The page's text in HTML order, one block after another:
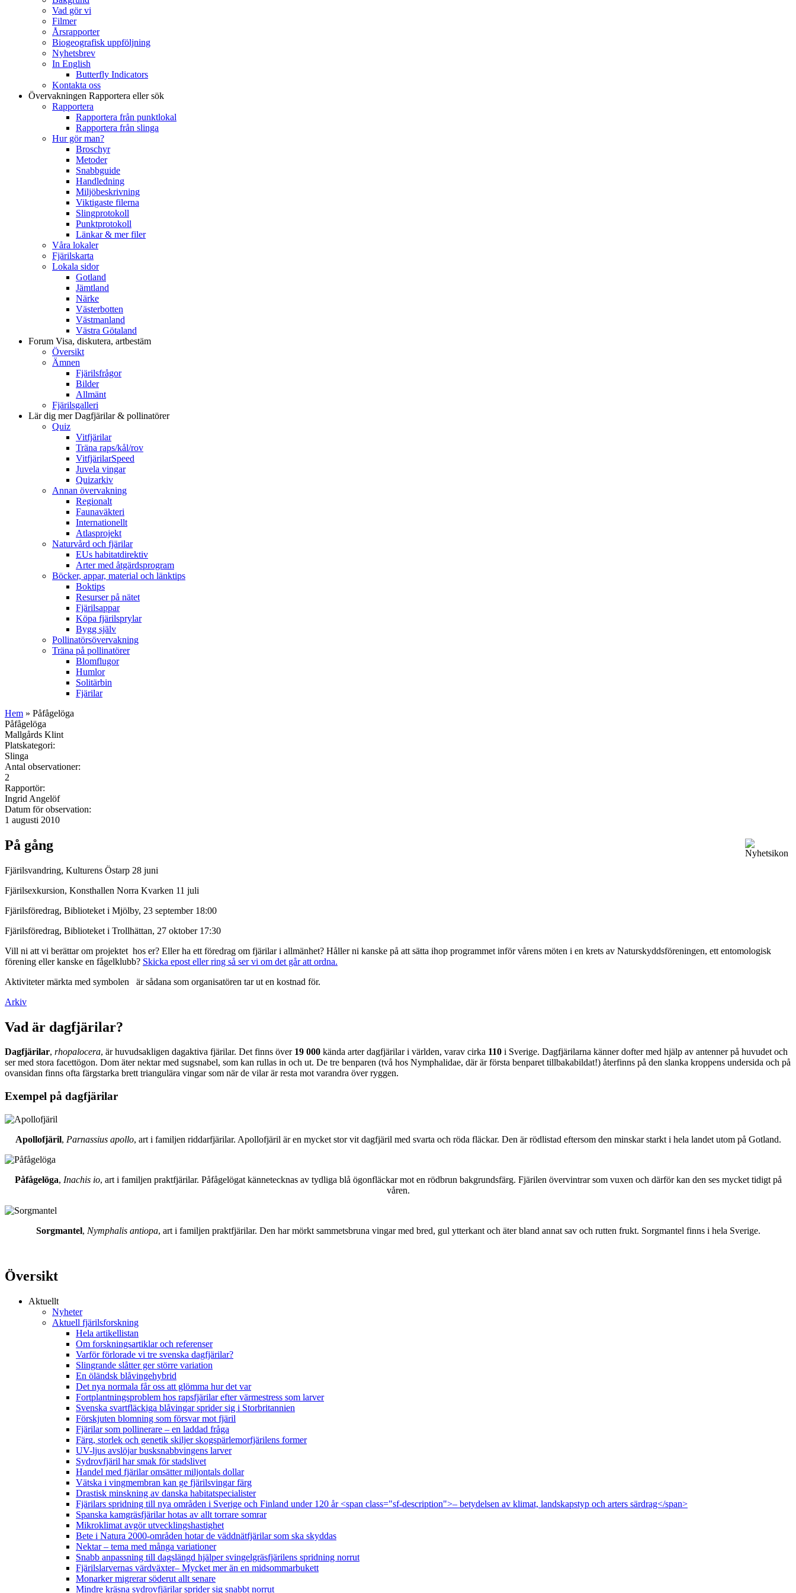
Vad gör vi
Filmer
Årsrapporter
Biogeografisk uppföljning
Nyhetsbrev
In English
Butterfly Indicators
Kontakta oss
Övervakningen Rapportera eller sök
Rapportera
Rapportera från punktlokal
Rapportera från slinga
Hur gör man?
Broschyr
Metoder
Snabbguide
Handledning
Miljöbeskrivning
Viktigaste filerna
Slingprotokoll
Punktprotokoll
Länkar & mer filer
Våra lokaler
Fjärilskarta
Lokala sidor
Gotland
Jämtland
Närke
Västerbotten
Västmanland
Västra Götaland
Forum Visa, diskutera, artbestäm
Översikt
Ämnen
Fjärilsfrågor
Bilder
Allmänt
Fjärilsgalleri
Lär dig merDagfjärilar & pollinatörer
Quiz
Vitfjärilar
Träna raps/kål/rov
VitfjärilarSpeed
Juvela vingar
Quizarkiv
Annan övervakning
Regionalt
Faunaväkteri
Internationellt
Atlasprojekt
Naturvård och fjärilar
EUs habitatdirektiv
Arter med åtgärdsprogram
Böcker, appar, material och länktips
Boktips
Resurser på nätet
Fjärilsappar
Köpa fjärilsprylar
Bygg själv
Pollinatörsövervakning
Träna på pollinatörer
Blomflugor
Humlor
Solitärbin
Fjärilar
Hem » Påfågelöga
Påfågelöga
Mallgårds Klint
Platskategori:
Slinga
Antal observationer:
2
Rapportör:
Ingrid Angelöf
Datum för observation:
1 augusti 2010
På gång
Fjärilsvandring, Kulturens Östarp 28 juni
Fjärilsexkursion, Konsthallen Norra Kvarken 11 juli
Fjärilsföredrag, Biblioteket i Mjölby, 23 september 18:00
Fjärilsföredrag, Biblioteket i Trollhättan, 27 oktober 17:30
Vill ni att vi berättar om projektet hos er? Eller ha ett föredrag om fjärilar i allmänhet? Håller ni kanske på att sätta ihop programmet inför vårens möten i en krets av Naturskyddsföreningen, ett entomologisk
förening eller kanske en fågelklubb? Skicka epost eller ring så ser vi om det går att ordna.
Aktiviteter märkta med symbolen
är sådana som organisatören tar ut en kostnad för.
Arkiv
Vad är dagfjärilar?
Dagfjärilar, rhopalocera, är huvudsakligen dagaktiva fjärilar. Det finns över 19 000 kända arter dagfjärilar i världen, varav cirka 110 i Sverige. Dagfjärilarna känner dofter med hjälp av antenner på huvudet och
ser med stora facettögon. Dom äter nektar med sugsnabel, som kan rullas in och ut. De tre benparen (två hos Nymphalidae, där är första benparet tillbakabildat!) återfinns på den slanka kroppens undersida och på
ovansidan finns ofta färgstarka brett triangulära vingar som när de vilar är resta mot varandra över ryggen.
Exempel på dagfjärilar
Apollofjäril, Parnassius apollo, art i familjen riddarfjärilar. Apollofjäril är en mycket stor vit dagfjäril med svarta och röda fläckar. Den är rödlistad eftersom den minskar starkt i hela landet utom på Gotland.
Påfågelöga, Inachis io, art i familjen praktfjärilar. Påfågelögat kännetecknas av tydliga blå ögonfläckar mot en rödbrun bakgrundsfärg. Fjärilen övervintrar som vuxen och därför kan den ses mycket tidigt på
våren.
Sorgmantel, Nymphalis antiopa, art i familjen praktfjärilar. Den har mörkt sammetsbruna vingar med bred, gul ytterkant och äter bland annat sav och rutten frukt. Sorgmantel finns i hela Sverige.
Översikt
Aktuellt
Nyheter
Aktuell fjärilsforskning
Hela artikellistan
Om forskningsartiklar och referenser
Varför förlorade vi tre svenska dagfjärilar?
Slingrande slåtter ger större variation
En öländsk blåvingehybrid
Det nya normala får oss att glömma hur det var
Fortplantningsproblem hos rapsfjärilar efter värmestress som larver
Svenska svartfläckiga blåvingar sprider sig i Storbritannien
Förskjuten blomning som försvar mot fjäril
Fjärilar som pollinerare – en laddad fråga
Färg, storlek och genetik skiljer skogspärlemorfjärilens former
UV-ljus avslöjar busksnabbvingens larver
Sydrovfjäril har smak för stadslivet
Handel med fjärilar omsätter miljontals dollar
Vätska i vingmembran kan ge fjärilsvingar färg
Drastisk minskning av danska habitatspecialister
Fjärilars spridning till nya områden i Sverige och Finland under 120 år <span class="sf-description">– betydelsen av klimat, landskapstyp och arters särdrag</span>
Spanska kamgräsfjärilar hotas av allt torrare somrar
Mikroklimat avgör utvecklingshastighet
Bete i Natura 2000-områden hotar de väddnätfjärilar som ska skyddas
Nektar – tema med många variationer
Snabb anpassning till dagslängd hjälper svingelgräsfjärilens spridning norrut
Fjärilslarvernas värdväxter– Mycket mer än en midsommarbukett
Monarker migrerar söderut allt senare
Mindre kräsna sydrovfjärilar sprider sig snabbt norrut